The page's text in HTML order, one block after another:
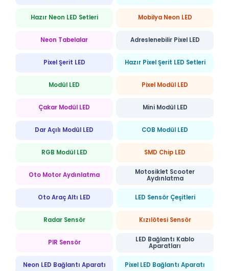
Hazır Neon LED Setleri Mobilya Neon LED
Neon Tabelalar Adreslenebilir Pixel LED
Pixel Şerit LED Hazır Pixel Şerit LED Setleri
Modül LED Pixel Modül LED
Çakar Modül LED Mini Modül LED
Dar Açılı Modül LED COB Modül LED
RGB Modül LED SMD Chip LED
Oto Motor Aydınlatma
Motosiklet Scooter
Aydınlatma
Oto Araç Altı LED LED Sensör Çeşitleri
Radar Sensör Kızılötesi Sensör
PIR Sensör
LED Bağlantı Kablo
Aparatları
Neon LED Bağlantı Aparatı Pixel LED Bağlantı Aparatı